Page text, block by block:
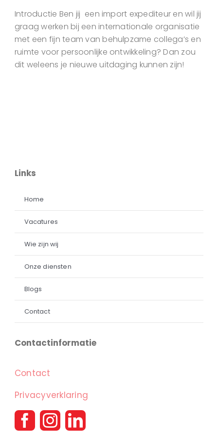
Introductie Ben jij een import expediteur en wil jij
graag werken bij een internationale organisatie
met een fijn team van behulpzame collega’s en
ruimte voor persoonlijke ontwikkeling? Dan zou
dit weleens je nieuwe uitdaging kunnen zijn!
Links
Home
Vacatures
Wie zijn wij
Onze diensten
Blogs
Contact
Contactinformatie
Contact
Privacyverklaring